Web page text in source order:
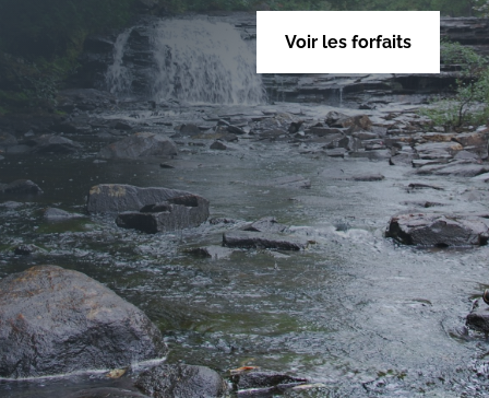
Voir les forfaits